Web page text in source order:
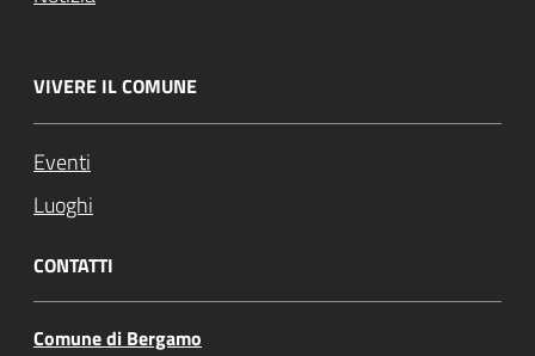
VIVERE IL COMUNE
Eventi
Luoghi
CONTATTI
Comune di Bergamo